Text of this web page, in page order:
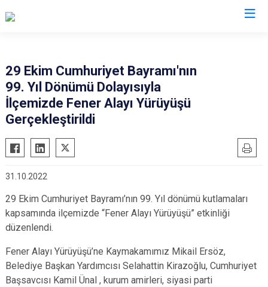
Akkuş
Aybastı
Çatalpınar
Gölköy
Gülyalı
İkizce
Kabadüz
Kabataş
Ulubey
29 Ekim Cumhuriyet Bayramı'nın
99. Yıl Dönümü Dolayısıyla
İlçemizde Fener Alayı Yürüyüşü
Gerçekleştirildi
31.10.2022
29 Ekim Cumhuriyet Bayramı’nın 99. Yıl dönümü kutlamaları
kapsamında ilçemizde “Fener Alayı Yürüyüşü” etkinliği
düzenlendi.
Fener Alayı Yürüyüşü’ne Kaymakamımız Mikail Ersöz,
Belediye Başkan Yardımcısı Selahattin Kirazoğlu, Cumhuriyet
Başsavcısı Kamil Ünal , kurum amirleri, siyasi parti